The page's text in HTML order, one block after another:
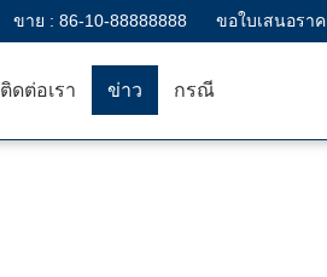
ขาย : 86-10-88888888 ขอใบเสนอรา
ติดต่อเรา ข่าว กรณี